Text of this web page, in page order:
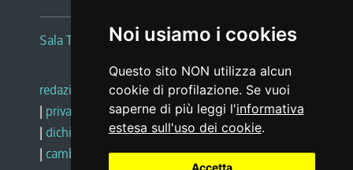
Noi usiamo i cookies
Questo sito NON utilizza alcun
cookie di profilazione. Se vuoi
saperne di più leggi l'informativa
estesa sull'uso dei cookie.
Accetta
Sala Tiziano Tessitori
redazione web |note legali |glossario
| privacy
social media policy
| dichiarazione di accessibilità |feedback
| cambio preferenze cookie